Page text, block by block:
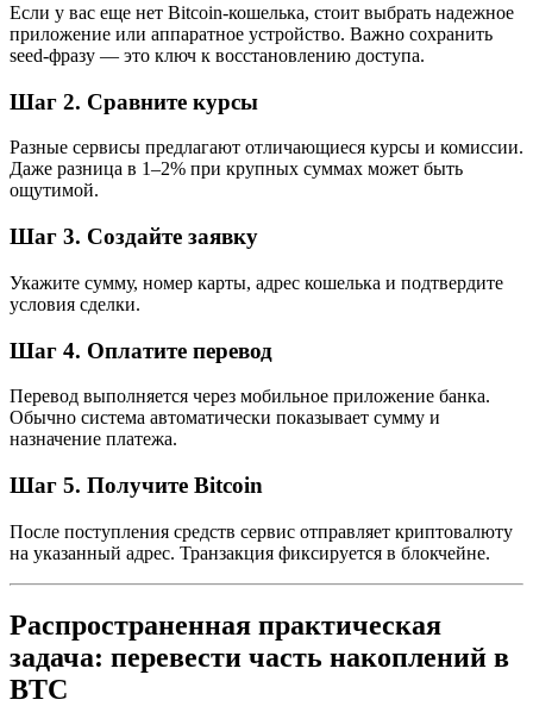
Если у вас еще нет Bitcoin-кошелька, стоит выбрать надежное
приложение или аппаратное устройство. Важно сохранить
seed-фразу — это ключ к восстановлению доступа.
Шаг 2. Сравните курсы
Разные сервисы предлагают отличающиеся курсы и комиссии.
Даже разница в 1–2% при крупных суммах может быть
ощутимой.
Шаг 3. Создайте заявку
Укажите сумму, номер карты, адрес кошелька и подтвердите
условия сделки.
Шаг 4. Оплатите перевод
Перевод выполняется через мобильное приложение банка.
Обычно система автоматически показывает сумму и
назначение платежа.
Шаг 5. Получите Bitcoin
После поступления средств сервис отправляет криптовалюту
на указанный адрес. Транзакция фиксируется в блокчейне.
Распространенная практическая
задача: перевести часть накоплений в
BTC